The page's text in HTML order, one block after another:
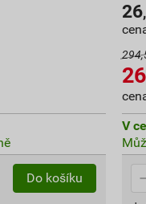
Do košíku
26
V